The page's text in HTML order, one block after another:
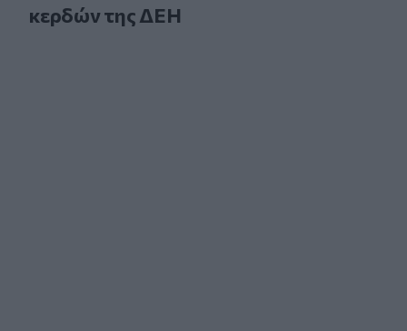
κερδών της ΔΕΗ